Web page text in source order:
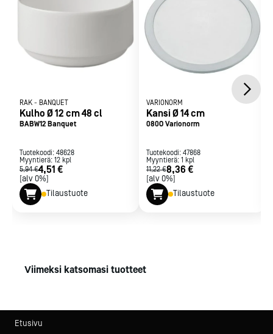
RAK - BANQUET
Kulho Ø 12 cm 48 cl
BABW12 Banquet
Tuotekoodi: 48628
Myyntierä: 12 kpl
5,94 €4,51 €
[alv 0%]
Tilaustuote
VARIONORM
Kansi Ø 14 cm
080O Varionorm
Tuotekoodi: 47868
Myyntierä: 1 kpl
11,22 €8,36 €
[alv 0%]
Tilaustuote
Viimeksi katsomasi tuotteet
Etusivu